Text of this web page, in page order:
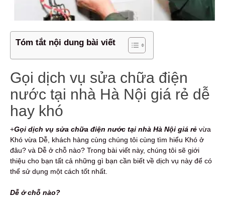
Tóm tắt nội dung bài viết
Gọi dịch vụ sửa chữa điện
nước tại nhà Hà Nội giá rẻ dễ
hay khó
+Gọi dịch vụ sửa chữa điện nước tại nhà Hà Nội giá rẻ vừa
Khó vừa Dễ, khách hàng cùng chúng tôi cùng tìm hiểu Khó ở
đâu? và Dễ ở chỗ nào? Trong bài viết này, chúng tôi sẽ giới
thiệu cho bạn tất cả những gì bạn cần biết về dịch vụ này để có
thể sử dụng một cách tốt nhất.
Dễ ở chỗ nào?